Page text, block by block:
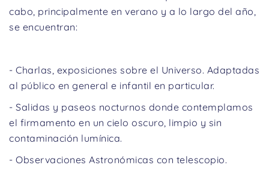
cabo, principalmente en verano y a lo largo del año,
se encuentran:
- Charlas, exposiciones sobre el Universo. Adaptadas
al público en general e infantil en particular.
- Salidas y paseos nocturnos donde contemplamos
el firmamento en un cielo oscuro, limpio y sin
contaminación lumínica.
- Observaciones Astronómicas con telescopio.